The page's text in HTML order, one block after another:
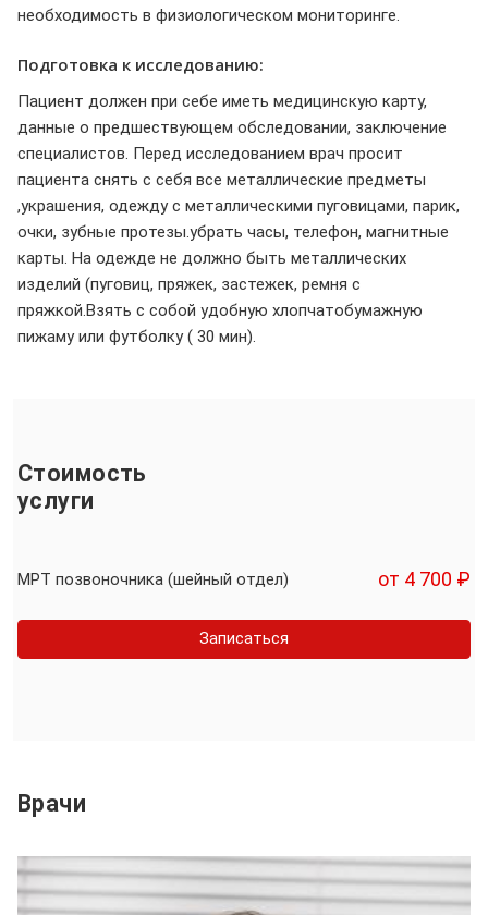
необходимость в физиологическом мониторинге.
Подготовка к исследованию:
Пациент должен при себе иметь медицинскую карту,
данные о предшествующем обследовании, заключение
специалистов. Перед исследованием врач просит
пациента снять с себя все металлические предметы
,украшения, одежду с металлическими пуговицами, парик,
очки, зубные протезы.убрать часы, телефон, магнитные
карты. На одежде не должно быть металлических
изделий (пуговиц, пряжек, застежек, ремня с
пряжкой.Взять с собой удобную хлопчатобумажную
пижаму или футболку ( 30 мин).
Стоимость
услуги
МРТ позвоночника (шейный отдел) от 4 700 ₽
Записаться
Врачи